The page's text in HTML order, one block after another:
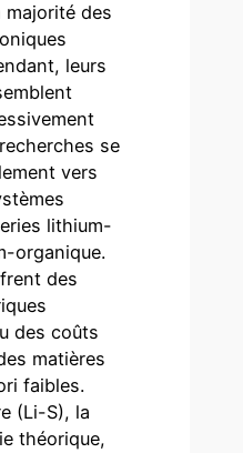
majorité des
leurs
se
vers
lithium-
organique.
des
des coûts
matières
faibles.
(Li-S), la
théorique,